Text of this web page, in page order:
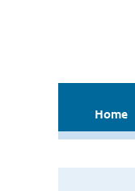
Home